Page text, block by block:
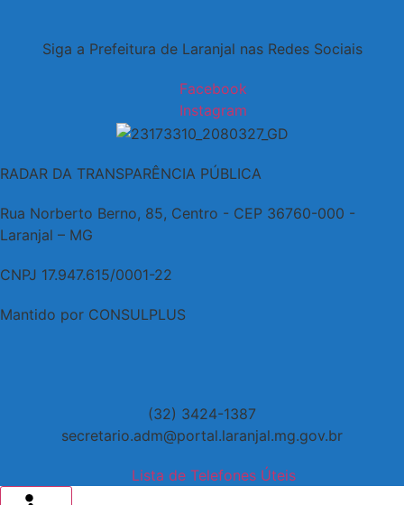
Siga a Prefeitura de Laranjal nas Redes Sociais
Facebook
Instagram
RADAR DA TRANSPARÊNCIA PÚBLICA
Rua Norberto Berno, 85, Centro - CEP 36760-000 -
Laranjal – MG
CNPJ 17.947.615/0001-22
Mantido por CONSULPLUS
(32) 3424-1387
secretario.adm@portal.laranjal.mg.gov.br
Lista de Telefones Úteis